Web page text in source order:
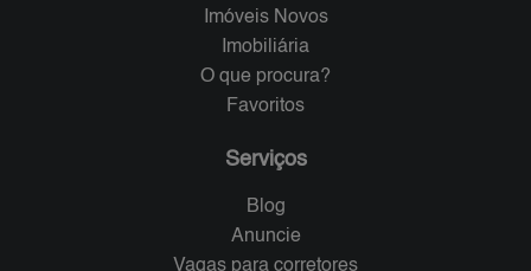
Imóveis Novos
Imobiliária
O que procura?
Favoritos
Serviços
Blog
Anuncie
Vagas para corretores